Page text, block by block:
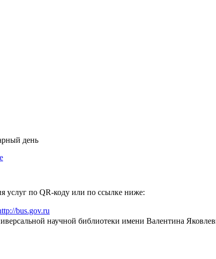
день
услуг по QR-коду или по ссылке ниже:
bus.gov.ru
научной библиотеки имени Валентина